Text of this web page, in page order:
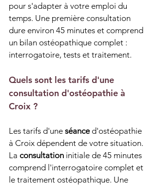
pour s'adapter à votre emploi du
temps. Une première consultation
dure environ 45 minutes et comprend
un bilan ostéopathique complet :
interrogatoire, tests et traitement.
Quels sont les tarifs d'une
consultation d'ostéopathie à
Croix ?
Les tarifs d'une séance d'ostéopathie
à Croix dépendent de votre situation.
La consultation initiale de 45 minutes
comprend l'interrogatoire complet et
le traitement ostéopathique. Une